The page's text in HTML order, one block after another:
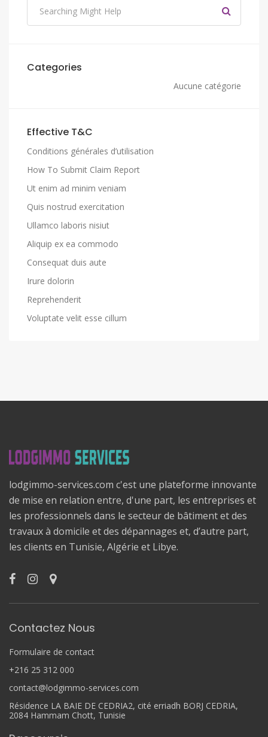
Categories
Aucune catégorie
Effective T&C
Conditions générales d’utilisation
How To Submit Claim Report
Ut enim ad minim veniam
Quis nostrud exercitation
Ullamco laboris nisiut
Aliquip ex ea commodo
Consequat duis aute
Irure dolorin
Reprehenderit
Voluptate velit esse cillum
lodgimmo-services.com c'est une plateforme innovante
de mise en relation entre, d'une part, les entreprises et
les professionnels dans le secteur de bâtiment et des
travaux à domicile et des dépannages et, d’autre part,
les clients en Tunisie, Algérie et Libye.
Contactez Nous
Formulaire de contact
+216 25 312 000
contact@lodgimmo-services.com
Résidence LA BAIE DE CEDRIA2, cité erriadh BORJ CEDRIA,
2084 Hammam Chott, Tunisie